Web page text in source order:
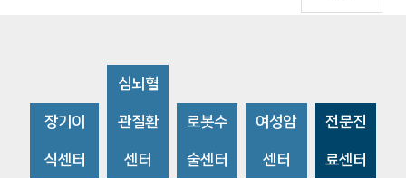
장기이
식센터
심뇌혈
관질환
센터
로봇수
술센터
여성암
센터
전문진
료센터